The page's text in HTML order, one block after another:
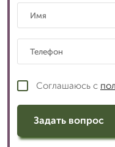
Соглашаюсь с
Задать вопрос